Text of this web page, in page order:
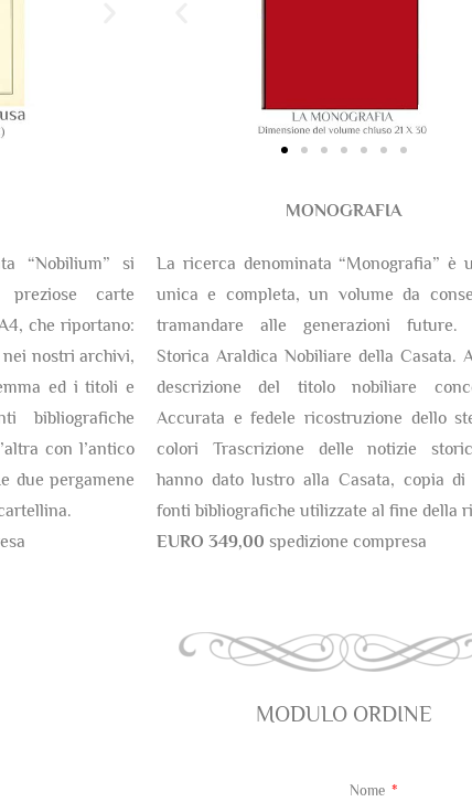
“Nobilium” si
carte
che riportano:
nostri archivi,
ed i titoli e
bibliografiche
con l’antico
due pergamene
MONOGRAFIA
La ricerca denominata “Monografia” è
unica e completa, un volume da
tramandare alle generazioni future.
Storica Araldica Nobiliare della Casata.
descrizione del titolo nobiliare
Accurata e fedele ricostruzione dello
colori Trascrizione delle notizie
hanno dato lustro alla Casata, copia
fonti bibliografiche utilizzate al fine della
EURO 349,00 spedizione compresa
MODULO ORDINE
Nome